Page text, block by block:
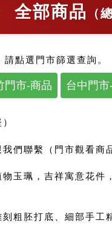
全部商品 （
點選門市篩選查詢。
門市-商品 台中門市
們聯繫（門市觀看商
玉珮，吉祥寓意花
粗胚打底、細部手